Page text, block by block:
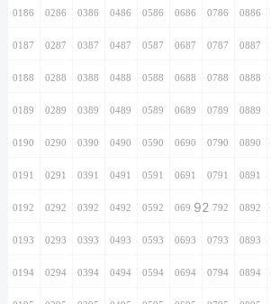
0186 0286 0386 0486 0586 0686 0786 0886
0187 0287 0387 0487 0587 0687 0787 0887
0188 0288 0388 0488 0588 0688 0788 0888
0189 0289 0389 0489 0589 0689 0789 0889
0190 0290 0390 0490 0590 0690 0790 0890
0191 0291 0391 0491 0591 0691 0791 0891
0192 0292 0392 0492 0592 0692920792 0892
0193 0293 0393 0493 0593 0693 0793 0893
0194 0294 0394 0494 0594 0694 0794 0894